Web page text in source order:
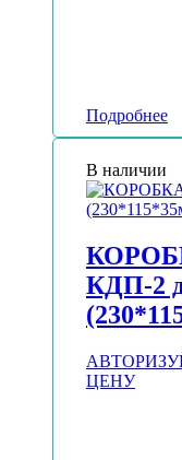
Подробнее
В наличии
КДП-2
ЦЕНУ